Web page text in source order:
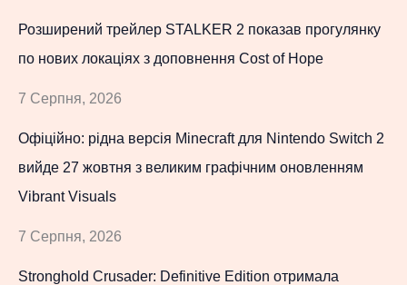
Розширений трейлер STALKER 2 показав прогулянку
по нових локаціях з доповнення Cost of Hope
7 Серпня, 2026
Офіційно: рідна версія Minecraft для Nintendo Switch 2
вийде 27 жовтня з великим графічним оновленням
Vibrant Visuals
7 Серпня, 2026
Stronghold Crusader: Definitive Edition отримала